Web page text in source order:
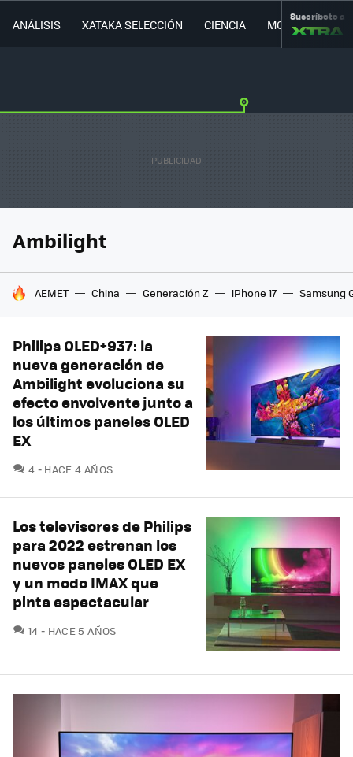
ANÁLISIS XATAKA SELECCIÓN CIENCIA MOVILIDAD
Suscríbete a
Ambilight
HOY SE HABLA DE
AEMET China Generación Z iPhone 17 Samsung
Philips OLED+937: la
nueva generación de
Ambilight evoluciona su
efecto envolvente junto a
los últimos paneles OLED
EX
4 COMENTARIOS
HACE 4 AÑOS
Los televisores de Philips
para 2022 estrenan los
nuevos paneles OLED EX
y un modo IMAX que
pinta espectacular
14 COMENTARIOS
HACE 5 AÑOS